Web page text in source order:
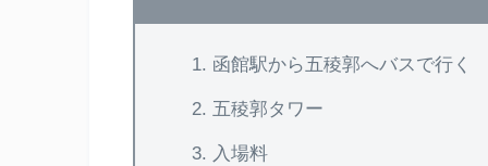
函館駅から五稜郭へバスで行く
五稜郭タワー
入場料